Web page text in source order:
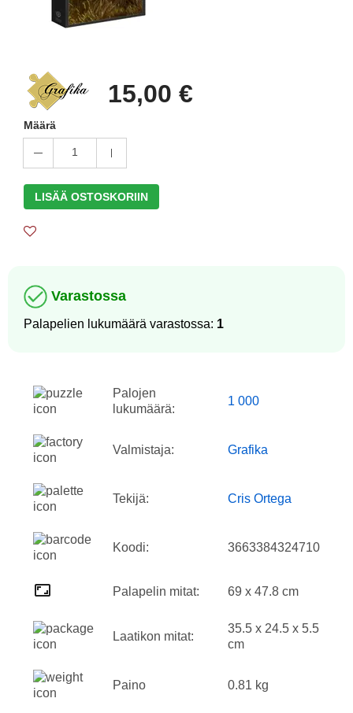
15,00 €
Määrä
1
LISÄÄ OSTOSKORIIN
Varastossa
Palapelien lukumäärä varastossa: 1
Palojen
lukumäärä:
1 000
Valmistaja: Grafika
Tekijä: Cris Ortega
Koodi: 3663384324710
Palapelin mitat: 69 x 47.8 cm
Laatikon mitat:
35.5 x 24.5 x 5.5
cm
Paino 0.81 kg